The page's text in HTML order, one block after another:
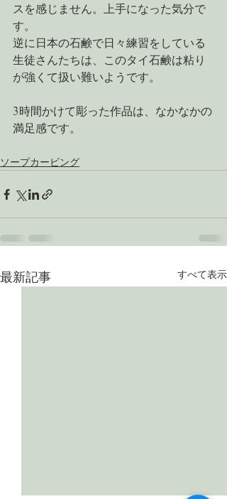
スを感じません。上手になった気分で
す。
逆に日本の石鹸で日々練習をしている
生徒さんたちは、このタイ石鹸は粘り
が強くて扱い難いようです。
3時間かけて彫った作品は、なかなかの
満足感です。
ソープカービング
最新記事 すべて表示